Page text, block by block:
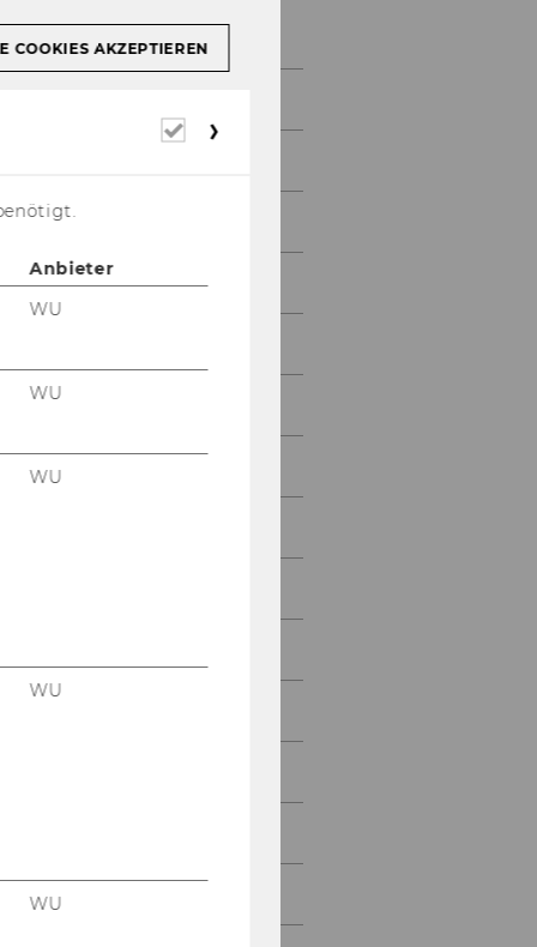
2024
2023
2021
2020
2013
COOKIES AKZEPTIEREN
Erforderliche
Anbieter
WU
WU
WU
WU
WU